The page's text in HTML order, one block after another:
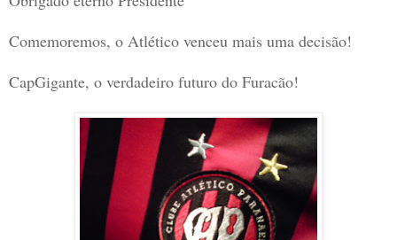
Comemoremos, o Atlético venceu mais uma decisão!
CapGigante, o verdadeiro futuro do Furacão!